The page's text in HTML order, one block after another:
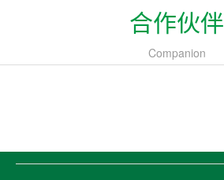
合作伙伴
Companion